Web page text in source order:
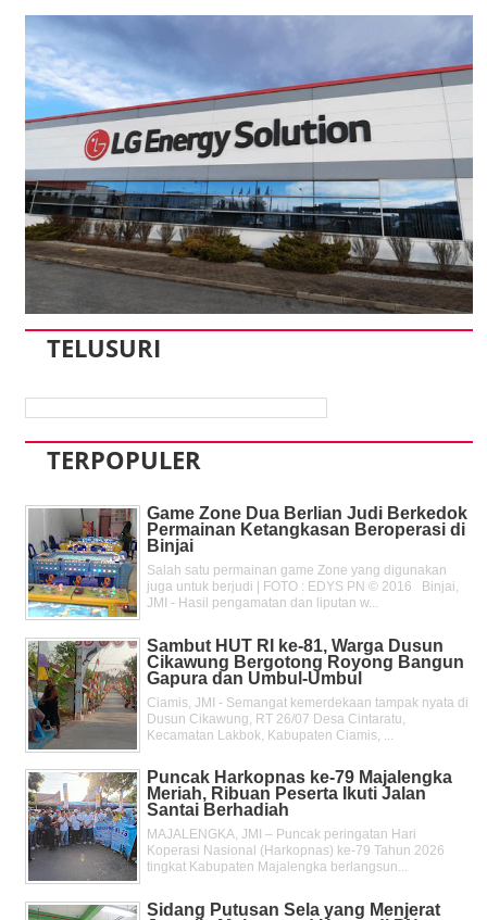
TELUSURI
TERPOPULER
Game Zone Dua Berlian Judi Berkedok
Permainan Ketangkasan Beroperasi di
Binjai
Salah satu permainan game Zone yang digunakan
juga untuk berjudi | FOTO : EDYS PN © 2016 Binjai,
JMI - Hasil pengamatan dan liputan w...
Sambut HUT RI ke-81, Warga Dusun
Cikawung Bergotong Royong Bangun
Gapura dan Umbul-Umbul
Ciamis, JMI - Semangat kemerdekaan tampak nyata di
Dusun Cikawung, RT 26/07 Desa Cintaratu,
Kecamatan Lakbok, Kabupaten Ciamis, ...
Puncak Harkopnas ke-79 Majalengka
Meriah, Ribuan Peserta Ikuti Jalan
Santai Berhadiah
MAJALENGKA, JMI – Puncak peringatan Hari
Koperasi Nasional (Harkopnas) ke-79 Tahun 2026
tingkat Kabupaten Majalengka berlangsun...
Sidang Putusan Sela yang Menjerat